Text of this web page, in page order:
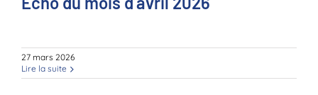
27 mars 2026
Lire la suite